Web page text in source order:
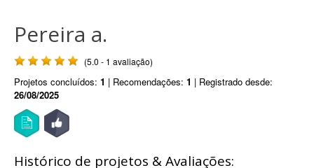
Pereira a.
(5.0 - 1 avaliação)
Projetos concluídos: 1 | Recomendações: 1 | Registrado desde:
26/08/2025
Histórico de projetos & Avaliações: